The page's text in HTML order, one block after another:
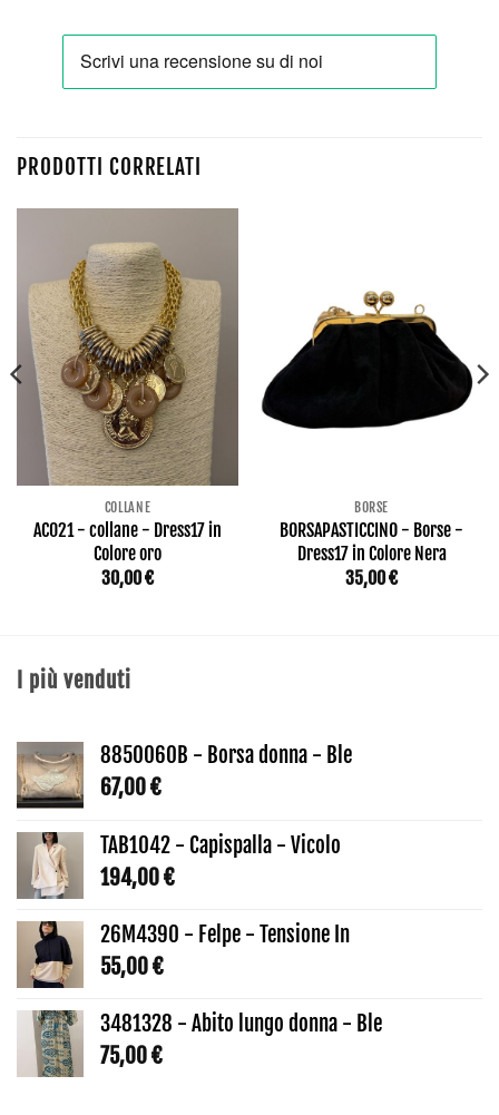
PRODOTTI CORRELATI
COLLANE
AC021 - collane - Dress17 in
Colore oro
30,00€
BORSE
BORSAPASTICCINO - Borse -
Dress17 in Colore Nera
35,00€
I più venduti
8850060B - Borsa donna - Ble
67,00€
TAB1042 - Capispalla - Vicolo
194,00€
26M4390 - Felpe - Tensione In
55,00€
3481328 - Abito lungo donna - Ble
75,00€